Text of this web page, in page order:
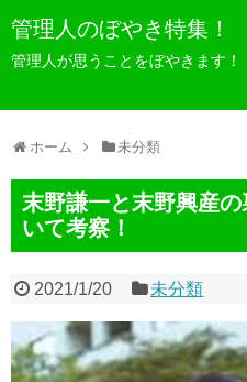
管理人のぼやき特集！
管理人が思うことをぼやきます！
ホーム 未分類
末野謙一と末野興産
いて考察！
2021/1/20 未分類